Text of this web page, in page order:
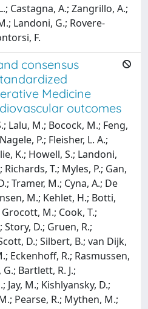
Castagna, A.; Zangrillo, A.;
Landoni, G.; Rovere-
F.
consensus
Medicine
outcomes
Lalu, M.; Bocock, M.; Feng,
P.; Fleisher, L. A.;
K.; Howell, S.; Landoni,
T.; Myles, P.; Gan,
Tramer, M.; Cyna, A.; De
M.; Kehlet, H.; Botti,
M.; Cook, T.;
Story, D.; Gruen, R.;
D.; Silbert, B.; van Dijk,
Eckenhoff, R.; Rasmussen,
Bartlett, R. J.;
Jay, M.; Kishlyansky, D.;
Pearse, R.; Mythen, M.;